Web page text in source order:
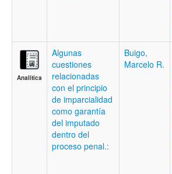
Analítica
Algunas
cuestiones
relacionadas
con el principio
de imparcialidad
como garantía
del imputado
dentro del
proceso penal.:
Buigo,
Marcelo R.